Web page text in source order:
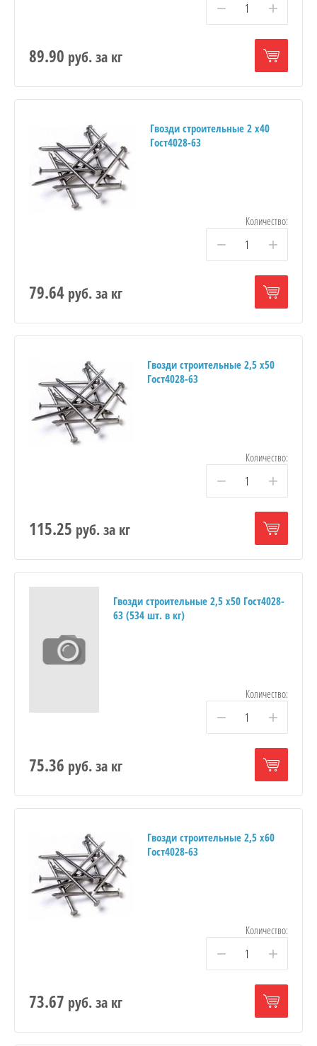
− +
89.90 руб.за кг
Гвозди строительные 2 х40
Гост4028-63
Количество:
− +
79.64 руб.за кг
Гвозди строительные 2,5 х50
Гост4028-63
Количество:
− +
115.25 руб.за кг
Гвозди строительные 2,5 х50 Гост4028-
63 (534 шт. в кг)
Количество:
− +
75.36 руб.за кг
Гвозди строительные 2,5 х60
Гост4028-63
Количество:
− +
73.67 руб.за кг